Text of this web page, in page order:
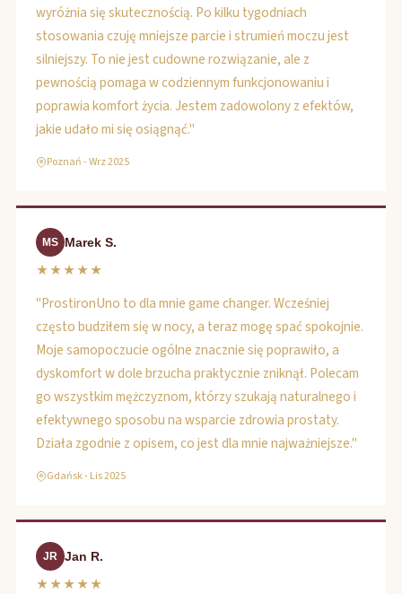
wyróżnia się skutecznością. Po kilku tygodniach
stosowania czuję mniejsze parcie i strumień moczu jest
silniejszy. To nie jest cudowne rozwiązanie, ale z
pewnością pomaga w codziennym funkcjonowaniu i
poprawia komfort życia. Jestem zadowolony z efektów,
jakie udało mi się osiągnąć."
Poznań - Wrz 2025
MS Marek S.
★★★★★
"ProstironUno to dla mnie game changer. Wcześniej
często budziłem się w nocy, a teraz mogę spać spokojnie.
Moje samopoczucie ogólne znacznie się poprawiło, a
dyskomfort w dole brzucha praktycznie zniknął. Polecam
go wszystkim mężczyznom, którzy szukają naturalnego i
efektywnego sposobu na wsparcie zdrowia prostaty.
Działa zgodnie z opisem, co jest dla mnie najważniejsze."
Gdańsk - Lis 2025
JR Jan R.
★★★★★